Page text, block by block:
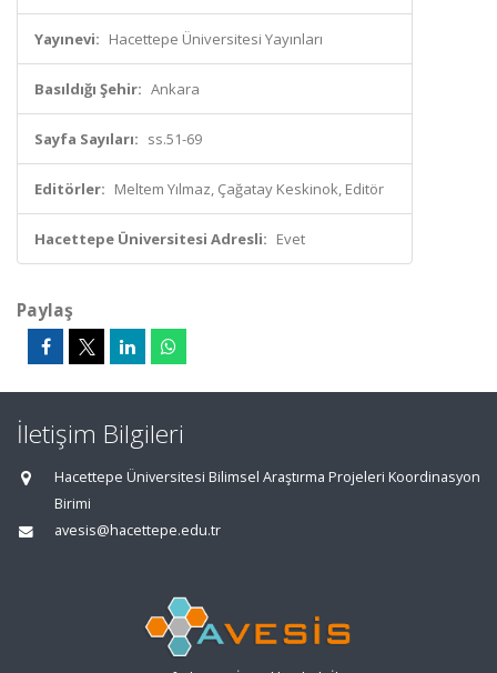
Yayınevi: Hacettepe Üniversitesi Yayınları
Basıldığı Şehir: Ankara
Sayfa Sayıları: ss.51-69
Editörler: Meltem Yılmaz, Çağatay Keskinok, Editör
Hacettepe Üniversitesi Adresli: Evet
Paylaş
İletişim Bilgileri
Hacettepe Üniversitesi Bilimsel Araştırma Projeleri Koordinasyon
Birimi
avesis@hacettepe.edu.tr